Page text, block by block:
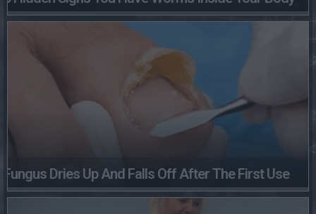
Fungus Dries Up And Falls Off After The First Use